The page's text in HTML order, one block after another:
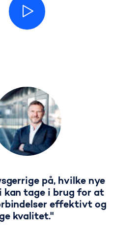
på, hvilke nye
kan tage i brug for at
effektivt og
kvalitet."